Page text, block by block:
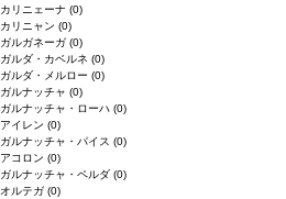
カリニェーナ (0)
カリニャン (0)
ガルガネーガ (0)
ガルダ・カベルネ (0)
ガルダ・メルロー (0)
ガルナッチャ (0)
ガルナッチャ・ローハ (0)
アイレン (0)
ガルナッチャ・パイス (0)
アコロン (0)
ガルナッチャ・ペルダ (0)
オルテガ (0)